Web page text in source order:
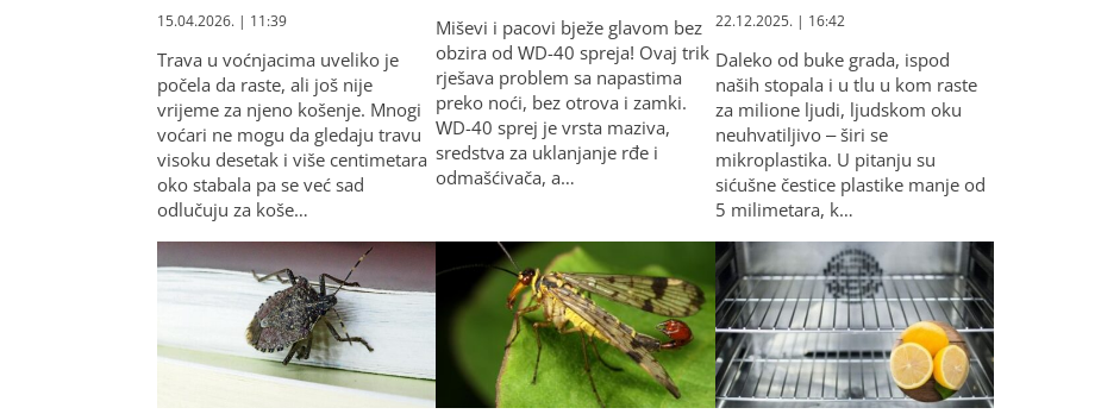
15.04.2026. | 11:39
Trava u voćnjacima uveliko je
počela da raste, ali još nije
vrijeme za njeno košenje. Mnogi
voćari ne mogu da gledaju travu
visoku desetak i više centimetara
oko stabala pa se već sad
odlučuju za koše…
Miševi i pacovi bježe glavom bez
obzira od WD-40 spreja! Ovaj trik
rješava problem sa napastima
preko noći, bez otrova i zamki.
WD-40 sprej je vrsta maziva,
sredstva za uklanjanje rđe i
odmašćivača, a…
22.12.2025. | 16:42
Daleko od buke grada, ispod
naših stopala i u tlu u kom raste
za milione ljudi, ljudskom oku
neuhvatiljivo – širi se
mikroplastika. U pitanju su
sićušne čestice plastike manje od
5 milimetara, k…